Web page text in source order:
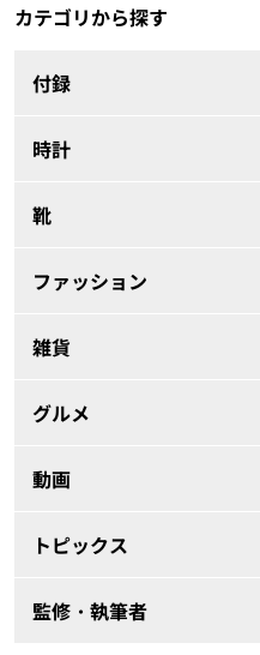
カテゴリから探す
付録
時計
靴
ファッション
雑貨
グルメ
動画
トピックス
監修・執筆者